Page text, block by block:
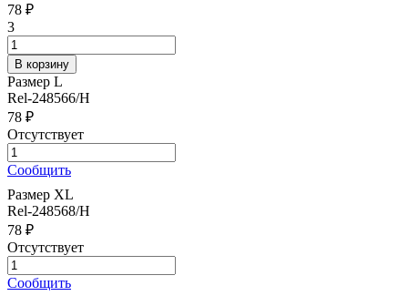
78 ₽
3
Размер L
Rel-248566/Н
78 ₽
Отсутствует
Сообщить
Размер XL
Rel-248568/Н
78 ₽
Отсутствует
Сообщить